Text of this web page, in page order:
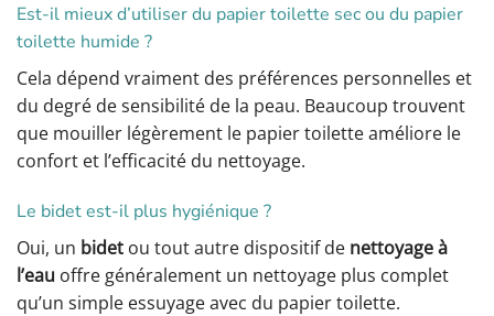
Est-il mieux d’utiliser du papier toilette sec ou du papier
toilette humide ?
Cela dépend vraiment des préférences personnelles et
du degré de sensibilité de la peau. Beaucoup trouvent
que mouiller légèrement le papier toilette améliore le
confort et l’efficacité du nettoyage.
Le bidet est-il plus hygiénique ?
Oui, un bidet ou tout autre dispositif de nettoyage à
l’eau offre généralement un nettoyage plus complet
qu’un simple essuyage avec du papier toilette.